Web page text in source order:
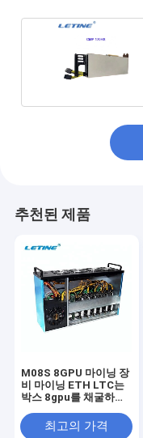
추천된 제품
M08S 8GPU 마이닝 장
비 마이닝 ETH LTC는
박스 8gpu를 채굴하는
최고의 가격